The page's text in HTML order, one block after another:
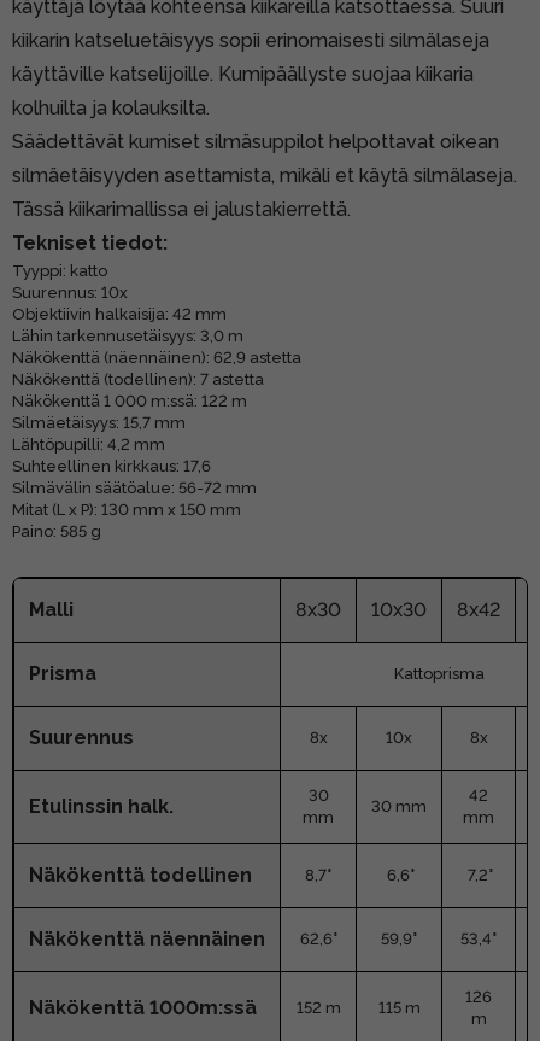
käyttäjä löytää kohteensa kiikareilla katsottaessa. Suuri
kiikarin katseluetäisyys sopii erinomaisesti silmälaseja
käyttäville katselijoille. Kumipäällyste suojaa kiikaria
kolhuilta ja kolauksilta.
Säädettävät kumiset silmäsuppilot helpottavat oikean
silmäetäisyyden asettamista, mikäli et käytä silmälaseja.
Tässä kiikarimallissa ei jalustakierrettä.
Tekniset tiedot:
Tyyppi: katto
Suurennus: 10x
Objektiivin halkaisija: 42 mm
Lähin tarkennusetäisyys: 3,0 m
Näkökenttä (näennäinen): 62,9 astetta
Näkökenttä (todellinen): 7 astetta
Näkökenttä 1 000 m:ssä: 122 m
Silmäetäisyys: 15,7 mm
Lähtöpupilli: 4,2 mm
Suhteellinen kirkkaus: 17,6
Silmävälin säätöalue: 56-72 mm
Mitat (L x P): 130 mm x 150 mm
Paino: 585 g
Malli 8x30 10x30 8x42
Prisma Kattoprisma
Suurennus 8x 10x 8x
Etulinssin halk.
30
mm
30 mm
42
mm
Näkökenttä todellinen 8,7° 6,6° 7,2°
Näkökenttä näennäinen 62,6° 59,9° 53,4°
Näkökenttä 1000m:ssä 152 m 115 m
126
m